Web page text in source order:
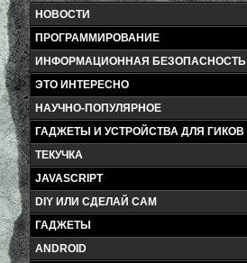
НОВОСТИ
ПРОГРАММИРОВАНИЕ
ИНФОРМАЦИОННАЯ БЕЗОПАСНОСТЬ
ЭТО ИНТЕРЕСНО
НАУЧНО-ПОПУЛЯРНОЕ
ГАДЖЕТЫ И УСТРОЙСТВА ДЛЯ ГИКОВ
ТЕКУЧКА
JAVASCRIPT
DIY ИЛИ СДЕЛАЙ САМ
ГАДЖЕТЫ
ANDROID